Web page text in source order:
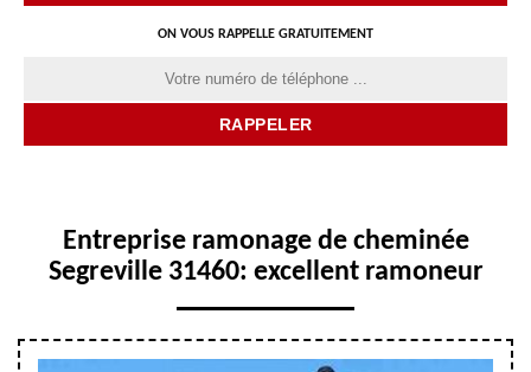
ON VOUS RAPPELLE GRATUITEMENT
Entreprise ramonage de cheminée
Segreville 31460: excellent ramoneur